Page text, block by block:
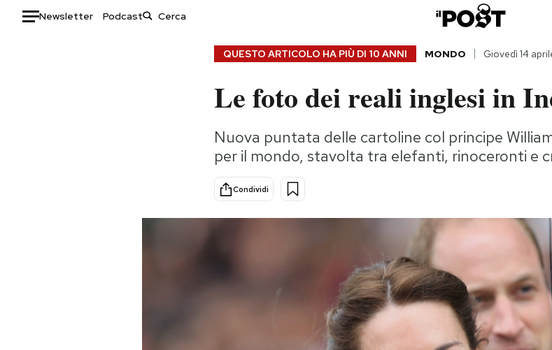
Newsletter Podcast
Consumismi
Storie/Idee
Ok Boomer!
Media
QUESTO ARTICOLO HA PIÙ DI 10 ANNI MONDO Giovedì 14
Le foto dei reali inglesi in
Nuova puntata delle cartoline col principe
per il mondo, stavolta tra elefanti, rinoceronti e
Condividi